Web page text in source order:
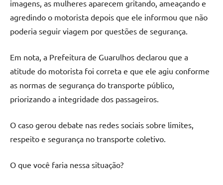
imagens, as mulheres aparecem gritando, ameaçando e
agredindo o motorista depois que ele informou que não
poderia seguir viagem por questões de segurança.
Em nota, a Prefeitura de Guarulhos declarou que a
atitude do motorista foi correta e que ele agiu conforme
as normas de segurança do transporte público,
priorizando a integridade dos passageiros.
O caso gerou debate nas redes sociais sobre limites,
respeito e segurança no transporte coletivo.
O que você faria nessa situação?